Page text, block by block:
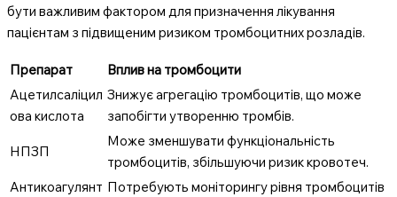
бути важливим фактором для призначення лікування
пацієнтам з підвищеним ризиком тромбоцитних розладів.
Препарат
Вплив на тромбоцити
Ацетилсаліцил
ова кислота
Знижує агрегацію тромбоцитів, що може
запобігти утворенню тромбів.
НПЗП
Може зменшувати функціональність
тромбоцитів, збільшуючи ризик кровотеч.
Антикоагулянт Потребують моніторингу рівня тромбоцитів